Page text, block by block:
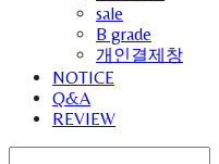
sale
B grade
개인결제창
NOTICE
Q&A
REVIEW